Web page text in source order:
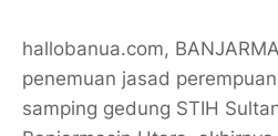
hallobanua.com,
penemuan jasad
samping gedung STIH